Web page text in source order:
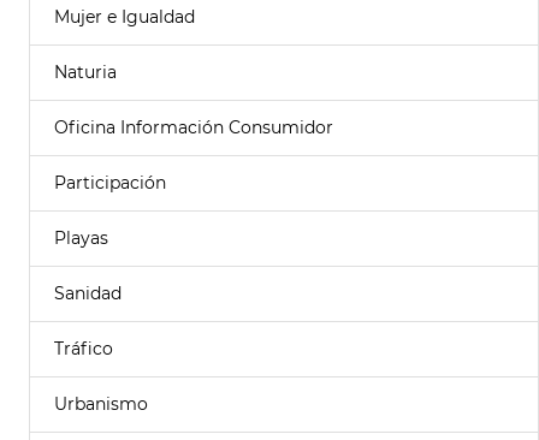
Mujer e Igualdad
Naturia
Oficina Información Consumidor
Participación
Playas
Sanidad
Tráfico
Urbanismo